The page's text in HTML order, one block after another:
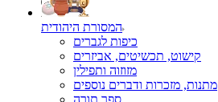
המסורת היהודית
כיפות לגברים
קישוט, תכשיטים, אביזרים
מזוזוה ותפילין
מתנות, מזכרות ודברים נוספים
ספר תורה